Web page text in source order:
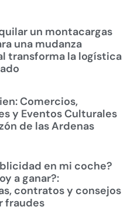
un montacargas
una mudanza
transforma la logística
Comercios,
y Eventos Culturales
de las Ardenas
en mi coche?
a ganar?:
contratos y consejos
fraudes